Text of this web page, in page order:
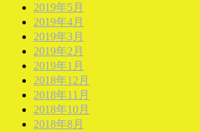
2019年5月
2019年4月
2019年3月
2019年2月
2019年1月
2018年12月
2018年11月
2018年10月
2018年8月